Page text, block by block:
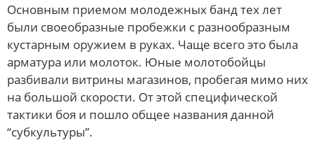
Основным приемом молодежных банд тех лет
были своеобразные пробежки с разнообразным
кустарным оружием в руках. Чаще всего это была
арматура или молоток. Юные молотобойцы
разбивали витрины магазинов, пробегая мимо них
на большой скорости. От этой специфической
тактики боя и пошло общее названия данной
“субкультуры”.